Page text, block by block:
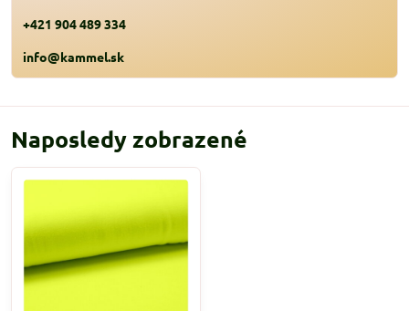
+421 904 489 334
info@kammel.sk
Naposledy zobrazené